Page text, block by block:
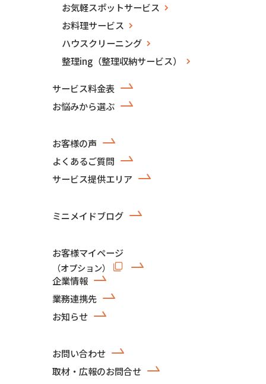
お気軽スポットサービス
お料理サービス
ハウスクリーニング
整理ing（整理収納サービス）
サービス料金表
お悩みから選ぶ
お客様の声
よくあるご質問
サービス提供エリア
ミニメイドブログ
お客様マイページ
（オプション）
企業情報
業務連携先
お知らせ
お問い合わせ
取材・広報のお問合せ